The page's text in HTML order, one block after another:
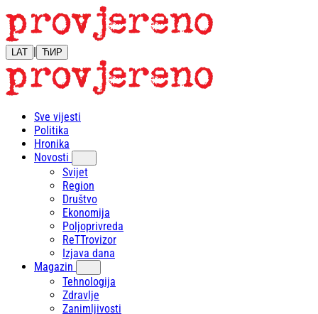
LAT | ЋИР
Sve vijesti
Politika
Hronika
Novosti
Svijet
Region
Društvo
Ekonomija
Poljoprivreda
ReTTrovizor
Izjava dana
Magazin
Tehnologija
Zdravlje
Zanimljivosti